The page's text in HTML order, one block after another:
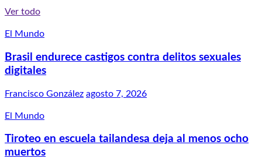
Ver todo
El Mundo
Brasil endurece castigos contra delitos sexuales
digitales
Francisco González agosto 7, 2026
El Mundo
Tiroteo en escuela tailandesa deja al menos ocho
muertos